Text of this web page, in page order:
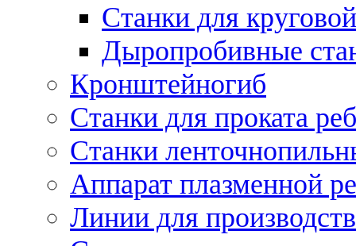
Станки для
Дыропробивные
Кронштейногиб
Станки для проката
Станки
Аппарат плазменной
Линии для